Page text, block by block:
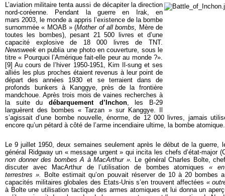
L’aviation militaire tenta aussi de décapiter la direction
nord-coréenne. Pendant la guerre en Irak, en
mars 2003, le monde a appris l’existence de la bombe
surnommée « MOAB » (Mother of all bombs,
Mère de
toutes les bombes), pesant 21 500 livres et d’une
capacité explosive de 18 000 livres de TNT.
Newsweek en publia une photo en couverture, sous le
titre « Pourquoi l’Amérique fait-elle peur au monde ?».
[9] Au cours de l’hiver 1950-1951, Kim Il-sung et ses
alliés les plus proches étaient revenus à leur point de
départ des années 1930 et se terraient dans de
profonds bunkers à Kanggye, près de la frontière
mandchoue. Après trois mois de vaines recherches à
la suite du débarquement d’Inchon, les B-29
larguèrent des bombes « Tarzan » sur Kanggye. Il
s’agissait d’une bombe nouvelle, énorme, de 12 000 livres, jamais
encore qu’un pétard à côté de l’arme incendiaire ultime, la bombe atomique.
Le 9 juillet 1950, deux semaines seulement après le début de la guerre,
général Ridgway un « message urgent » qui incita les chefs d’état-major
non donner des bombes A à MacArthur ».
Le général Charles Bolte,
discuter avec MacArthur de l’utilisation de bombes atomiques «
terrestres ».
Bolte estimait qu’on pouvait réserver de 10 à 20 bombes
capacités militaires globales des Etats-Unis s’en trouvent affectées «
à Bolte une utilisation tactique des armes atomiques et lui donna un